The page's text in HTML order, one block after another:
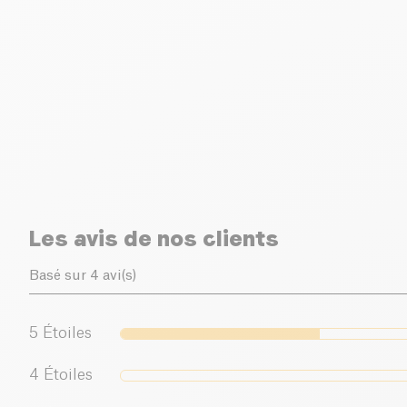
Les avis de nos clients
Basé sur 4 avi(s)
5 Étoiles
4 Étoiles